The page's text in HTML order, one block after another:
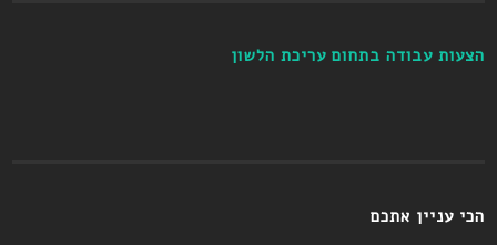
הצעות עבודה בתחום עריכת הלשון
הכי עניין אתכם